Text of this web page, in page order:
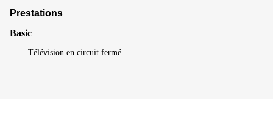
Prestations
Basic
Télévision en circuit fermé